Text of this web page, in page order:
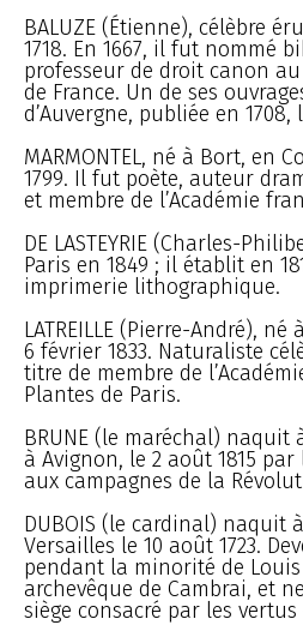
BALUZE (Étienne), célèbre
1718. En 1667, il fut nommé
professeur de droit canon
de France. Un de ses
d’Auvergne, publiée en
MARMONTEL, né à Bort, en
1799. Il fut poète, auteur
et membre de l’Académie
DE LASTEYRIE (Charles-
Paris en 1849 ; il établit en
imprimerie lithographique.
LATREILLE (Pierre-André),
6 février 1833. Naturaliste
titre de membre de
Plantes de Paris.
BRUNE (le maréchal) naquit
à Avignon, le 2 août 1815
aux campagnes de la
DUBOIS (le cardinal) naquit
Versailles le 10 août 1723.
pendant la minorité de
archevêque de Cambrai, et
siège consacré par les vertus